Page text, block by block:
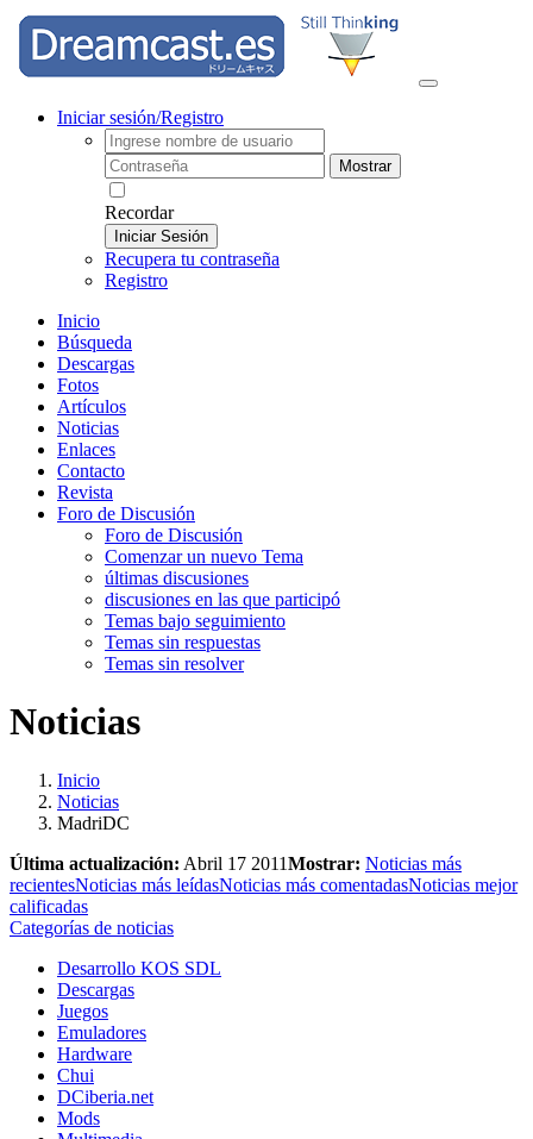
Iniciar sesión/Registro
Mostrar
Recordar
Iniciar Sesión
Recupera tu contraseña
Registro
Inicio
Búsqueda
Descargas
Fotos
Artículos
Noticias
Enlaces
Contacto
Revista
Foro de Discusión
Foro de Discusión
Comenzar un nuevo Tema
últimas discusiones
discusiones en las que participó
Temas bajo seguimiento
Temas sin respuestas
Temas sin resolver
Noticias
Inicio
Noticias
MadriDC
Última actualización: Abril 17 2011Mostrar: Noticias más
recientesNoticias más leídasNoticias más comentadasNoticias mejor
calificadas
Categorías de noticias
Desarrollo KOS SDL
Descargas
Juegos
Emuladores
Hardware
Chui
DCiberia.net
Mods